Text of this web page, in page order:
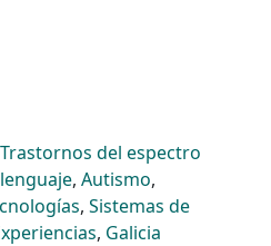
Trastornos del espectro
, Autismo,
, Sistemas de
, Galicia